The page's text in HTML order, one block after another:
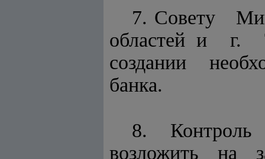
7. Совету
областей и г.
создании
банка.
8. Контроль
возложить на